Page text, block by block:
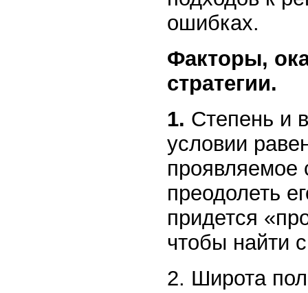
ошибках.
Факторы,
стратегии.
1. Степень и
условии
проявляемое
преодолеть
придется
чтобы найти
2. Широта